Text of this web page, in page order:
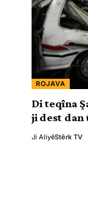
ROJAVA
Di teqîna
ji dest dan
Ji AliyêStêrk TV